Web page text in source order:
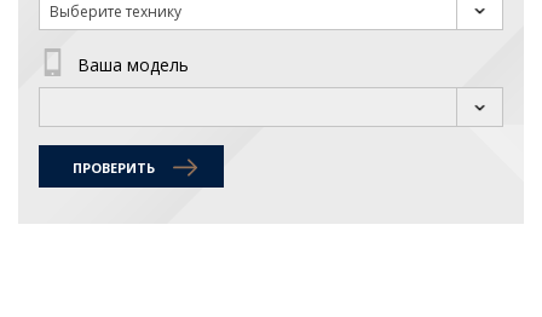
Выберите технику
Ваша модель
ПРОВЕРИТЬ